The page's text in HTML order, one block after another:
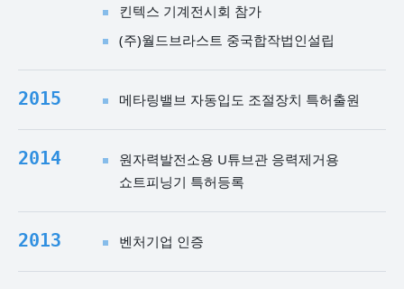
킨텍스 기계전시회 참가
(주)월드브라스트 중국합작법인설립
2015 메타링밸브 자동입도 조절장치 특허출원
2014
원자력발전소용 U튜브관 응력제거용
쇼트피닝기 특허등록
2013 벤처기업 인증